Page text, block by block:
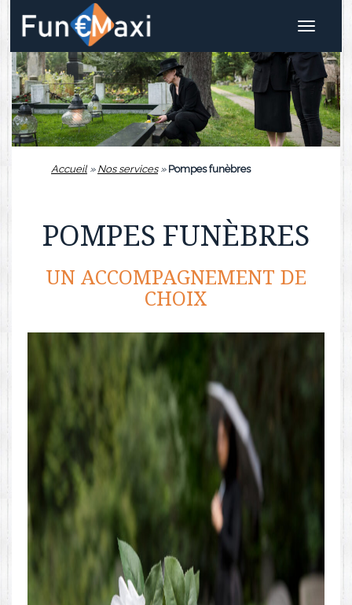
Toggle
Accueil» Nos services» Pompes funèbres
POMPES FUNÈBRES
UN ACCOMPAGNEMENT DE
CHOIX